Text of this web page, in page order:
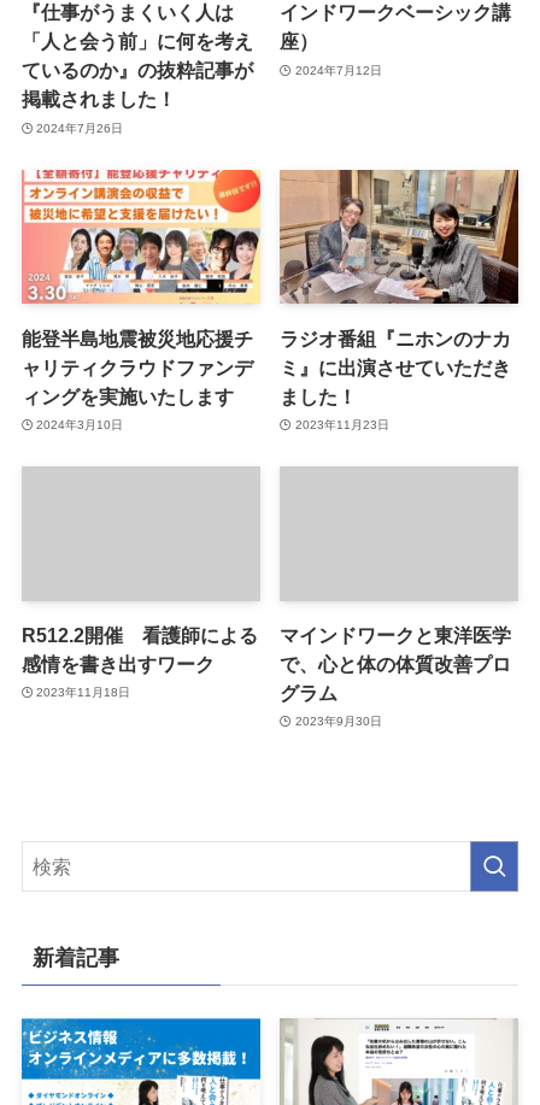
『仕事がうまくいく人は
「人と会う前」に何を考え
ているのか』の抜粋記事が
掲載されました！
2024年7月26日
インドワークベーシック講
座）
2024年7月12日
能登半島地震被災地応援チ
ャリティクラウドファンデ
ィングを実施いたします
2024年3月10日
ラジオ番組『ニホンのナカ
ミ』に出演させていただき
ました！
2023年11月23日
R512.2開催 看護師による
感情を書き出すワーク
2023年11月18日
マインドワークと東洋医学
で、心と体の体質改善プロ
グラム
2023年9月30日
新着記事